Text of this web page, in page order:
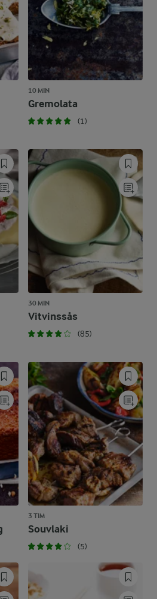
10 MIN
Gremolata
(1)
30 MIN
Vitvinssås
(85)
3 TIM
Souvlaki
(5)